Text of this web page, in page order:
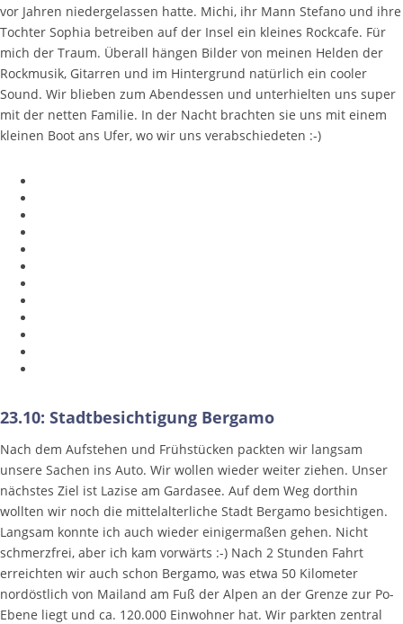
vor Jahren niedergelassen hatte. Michi, ihr Mann Stefano und ihre
Tochter Sophia betreiben auf der Insel ein kleines Rockcafe. Für
mich der Traum. Überall hängen Bilder von meinen Helden der
Rockmusik, Gitarren und im Hintergrund natürlich ein cooler
Sound. Wir blieben zum Abendessen und unterhielten uns super
mit der netten Familie. In der Nacht brachten sie uns mit einem
kleinen Boot ans Ufer, wo wir uns verabschiedeten :-)
23.10: Stadtbesichtigung Bergamo
Nach dem Aufstehen und Frühstücken packten wir langsam
unsere Sachen ins Auto. Wir wollen wieder weiter ziehen. Unser
nächstes Ziel ist Lazise am Gardasee. Auf dem Weg dorthin
wollten wir noch die mittelalterliche Stadt Bergamo besichtigen.
Langsam konnte ich auch wieder einigermaßen gehen. Nicht
schmerzfrei, aber ich kam vorwärts :-) Nach 2 Stunden Fahrt
erreichten wir auch schon Bergamo, was etwa 50 Kilometer
nordöstlich von Mailand am Fuß der Alpen an der Grenze zur Po-
Ebene liegt und ca. 120.000 Einwohner hat. Wir parkten zentral